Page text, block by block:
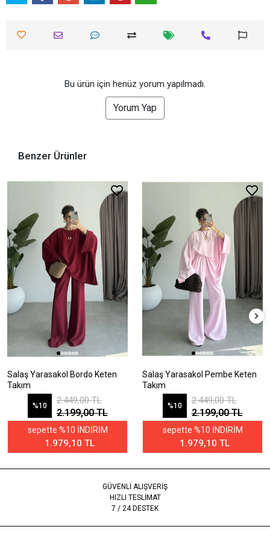
Bu ürün için henüz yorum yapılmadı.
Yorum Yap
Benzer Ürünler
Salaş Yarasakol Bordo Keten
Takım
%10
2.449,00 TL
2.199,00 TL
sepette %10 İNDİRİM
1.979,10 TL
Salaş Yarasakol Pembe Keten
Takım
%10
2.449,00 TL
2.199,00 TL
sepette %10 İNDİRİM
1.979,10 TL
GÜVENLİ ALIŞVERİŞ
HIZLI TESLİMAT
7 / 24 DESTEK